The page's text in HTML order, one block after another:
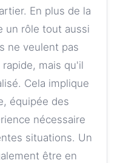
En plus de la
un rôle tout aussi
ne veulent pas
mais qu'il
Cela implique
équipée des
nécessaire
situations. Un
être en